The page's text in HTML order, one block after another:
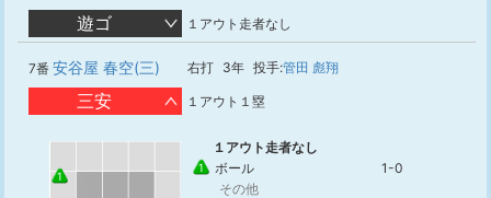
遊ゴ １アウト走者なし
7番 安谷屋 春空(三) 右打 3年 投手:管田 彪翔
三安 １アウト１塁
1
１アウト走者なし
1 ボール
1-0
その他